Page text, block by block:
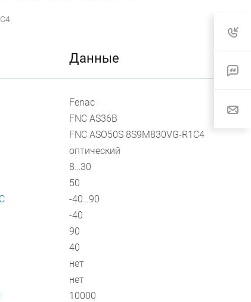
Данные
Fenac
FNC AS36B
FNC ASO50S 8S9M830VG-R1C4
оптический
8…30
50
-40…90
-40
90
40
нет
нет
10000